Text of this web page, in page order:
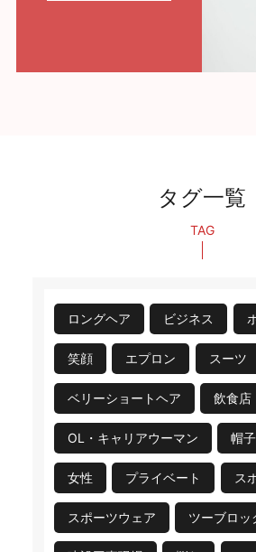
タグ一覧
TAG
ロングヘア ビジネス
笑顔 エプロン スーツ
ベリーショートヘア 飲食店
OL・キャリアウーマン 帽子
女性 プライベート ス
スポーツウェア ツーブロッ